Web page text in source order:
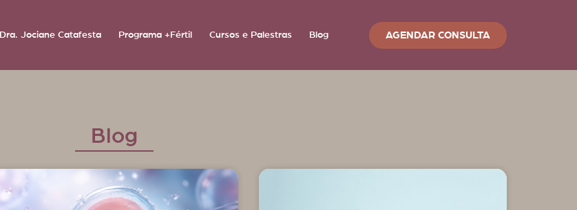
Dra. Jociane Catafesta Programa +Fértil Cursos e Palestras Blog AGENDAR CONSULTA
Blog